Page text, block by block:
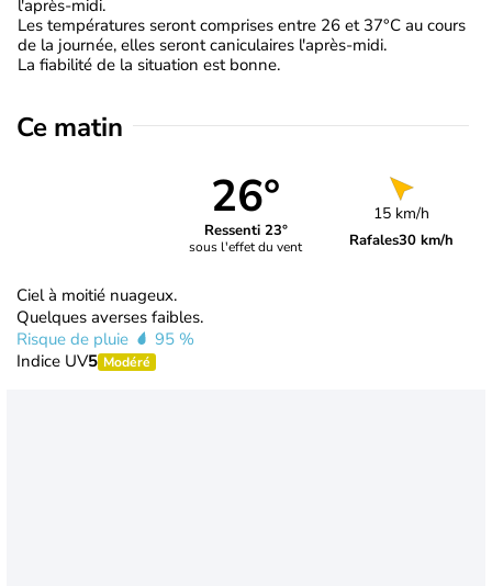
l'après-midi.
Les températures seront comprises entre 26 et 37°C au cours
de la journée, elles seront caniculaires l'après-midi.
La fiabilité de la situation est bonne.
Ce matin
26°
Ressenti 23°
sous l'effet du vent
15 km/h
Rafales30 km/h
Ciel à moitié nuageux.
Quelques averses faibles.
Risque de pluie
95 %
Indice UV5 Modéré